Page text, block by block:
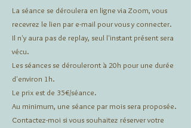
La séance se déroulera en ligne via Zoom, vous
recevrez le lien par e-mail pour vous y connecter.
Il n'y aura pas de replay, seul l'instant présent sera
vécu.
Les séances se dérouleront à 20h pour une durée
d'environ 1h.
Le prix est de 35€/séance.
Au minimum, une séance par mois sera proposée.
Contactez-moi si vous souhaitez réserver votre